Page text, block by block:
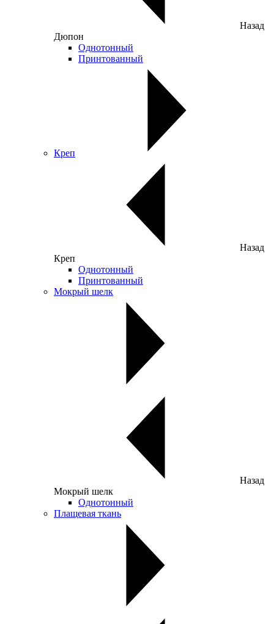
Назад
Дюпон
Однотонный
Принтованный
Креп
Назад
Креп
Однотонный
Принтованный
Мокрый шелк
Назад
Мокрый шелк
Однотонный
Плащевая ткань